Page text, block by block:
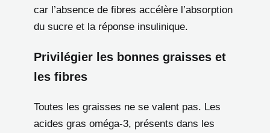
car l’absence de fibres accélère l’absorption
du sucre et la réponse insulinique.
Privilégier les bonnes graisses et
les fibres
Toutes les graisses ne se valent pas. Les
acides gras oméga-3, présents dans les